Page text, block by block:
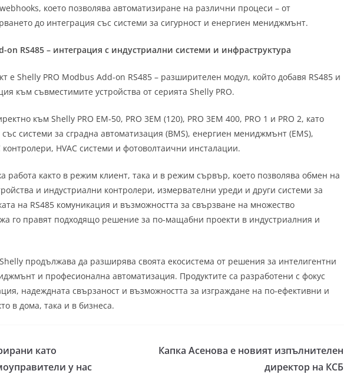
което позволява автоматизиране на различни процеси – от
до интеграция със системи за сигурност и енергиен мениджмънт.
on RS485 – интеграция с индустриални системи и инфраструктура
е Shelly PRO Modbus Add-on RS485 – разширителен модул, който добавя RS485 и
към съвместимите устройства от серията Shelly PRO.
към Shelly PRO EM-50, PRO 3EM (120), PRO 3EM 400, PRO 1 и PRO 2, като
системи за сградна автоматизация (BMS), енергиен мениджмънт (EMS),
контролери, HVAC системи и фотоволтаични инсталации.
работа както в режим клиент, така и в режим сървър, което позволява обмен на
и индустриални контролери, измервателни уреди и други системи за
на RS485 комуникация и възможността за свързване на множество
го правят подходящо решение за по-мащабни проекти в индустриалния и
продължава да разширява своята екосистема от решения за интелигентни
и професионална автоматизация. Продуктите са разработени с фокус
надеждната свързаност и възможността за изграждане на по-ефективни и
в дома, така и в бизнеса.
като
у нас
Капка Асенова е новият изпълнителен
директор на КСБ